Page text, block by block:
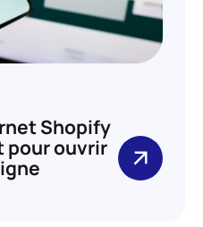
Shopify
pour ouvrir